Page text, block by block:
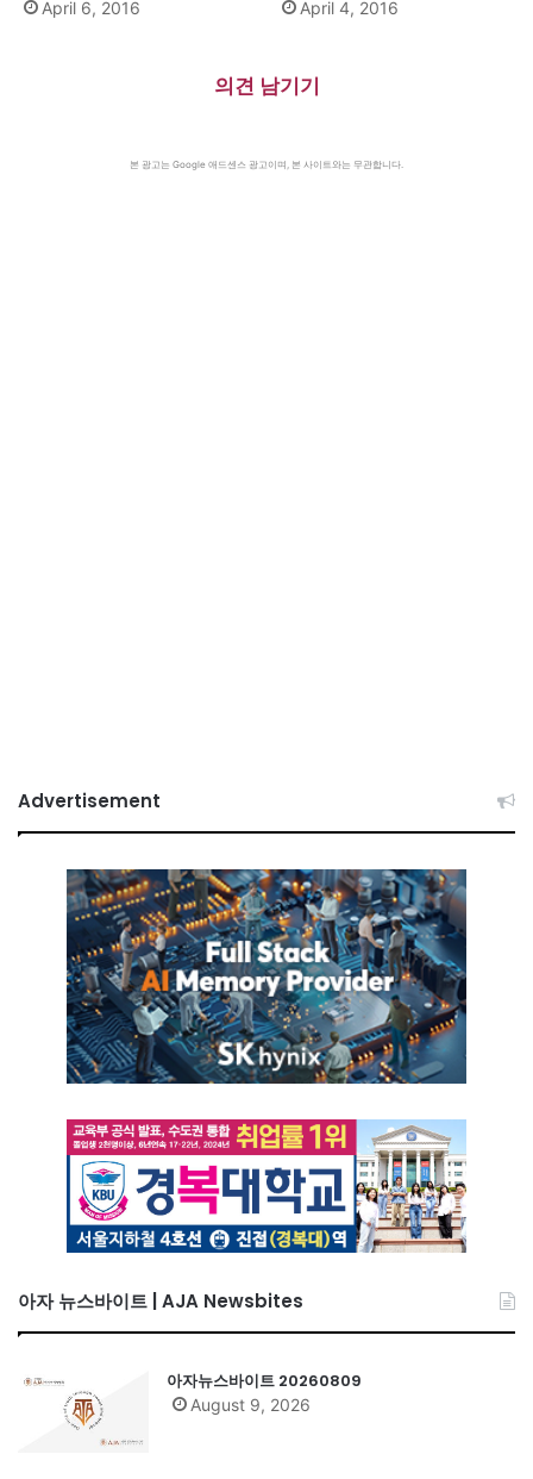
April 6, 2016 April 4, 2016
의견 남기기
본 광고는 Google 애드센스 광고이며, 본 사이트와는 무관합니다.
Advertisement
아자 뉴스바이트 | AJA Newsbites
아자뉴스바이트 20260809
August 9, 2026